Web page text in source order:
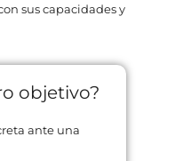
sus capacidades y
objetivo?
ante una